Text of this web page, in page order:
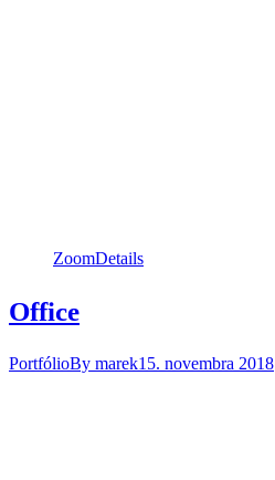
ZoomDetails
Office
PortfólioBy marek15. novembra 2018